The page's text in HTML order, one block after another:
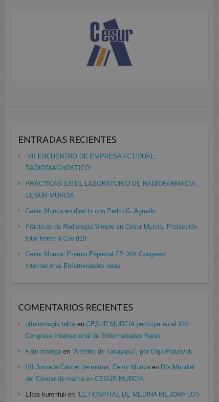
ENTRADAS RECIENTES
VII ENCUENTRO DE EMPRESA FCT/DUAL:
RADIODIAGNÓSTICO
PRÁCTICAS EN EL LABORATORIO DE RADIOFARMACIA.
CESUR MURCIA
Cesur Murcia en directo con Pedro G. Aguado.
Prácticas de Radiología Simple en Cesur Murcia. Protección
total frente a Covid19
Cesur Murcia: Premio Especial FP, XIII Congreso
Internacional Enfermedades raras
COMENTARIOS RECIENTES
oftalmologia talcaen CESUR MURCIA participa en el XIII
Congreso Internacional de Enfermedades Raras
Fato maregaen “Arteritis de Takayasu”, por Olga Palubyak
VII Jornada Cáncer de mama, Cesur Murciaen Día Mundial
del Cáncer de mama en CESUR MURCIA
Elías kurenfuli en “EL HOSPITAL DE MEDINA MEJORA LOS